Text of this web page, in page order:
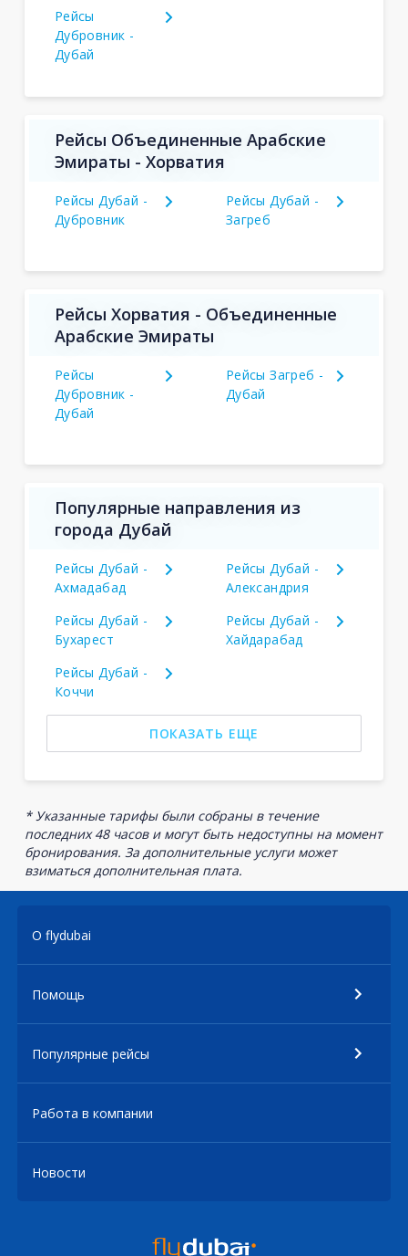
Рейсы
Дубровник -
Дубай
Рейсы Объединенные Арабские
Эмираты - Хорватия
Рейсы Дубай -
Дубровник
Рейсы Дубай -
Загреб
Рейсы Хорватия - Объединенные
Арабские Эмираты
Рейсы
Дубровник -
Дубай
Рейсы Загреб -
Дубай
Популярные направления из
города Дубай
Рейсы Дубай -
Ахмадабад
Рейсы Дубай -
Александрия
Рейсы Дубай -
Бухарест
Рейсы Дубай -
Хайдарабад
Рейсы Дубай -
Коччи
ПОКАЗАТЬ ЕЩЕ
* Указанные тарифы были собраны в течение
последних 48 часов и могут быть недоступны на момент
бронирования. За дополнительные услуги может
взиматься дополнительная плата.
О flydubai
Помощь
Популярные рейсы
Работа в компании
Новости